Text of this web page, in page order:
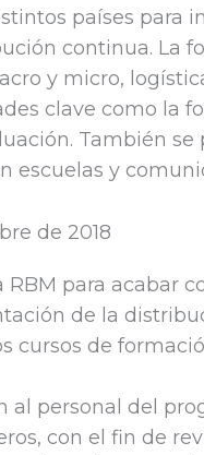
países para
continua. La
y micro,
clave como la
También
escuelas y
de 2018
para acabar
de la
cursos de
al personal del
con el fin de